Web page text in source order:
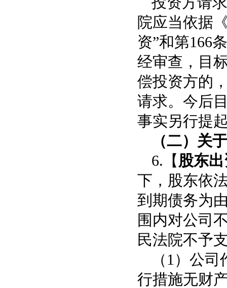
院应当依据
资”和第166
经审查，目
偿投资方的
请求。今后
事实另行提
（二）关
6.【 股东
下，股东依
到期债务为
围内对公司
民法院不予
（1）公司
行措施无财